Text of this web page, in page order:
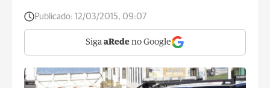
Publicado: 12/03/2015, 09:07
Siga aRede no Google